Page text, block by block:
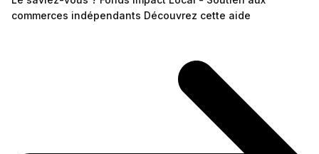
commerces indépendants Découvrez cette aide